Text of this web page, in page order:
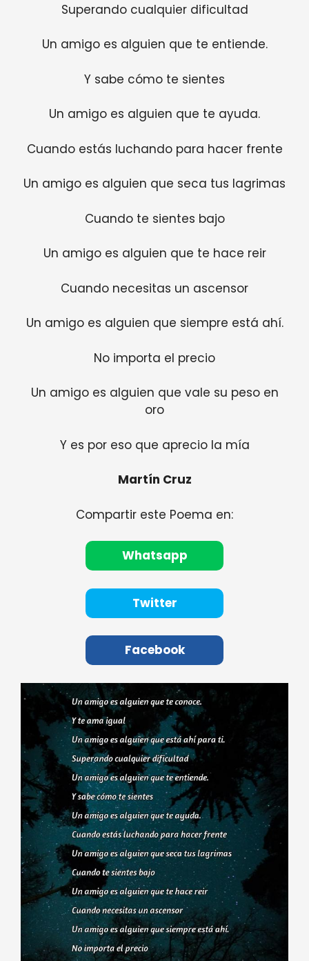
Superando cualquier dificultad
Un amigo es alguien que te entiende.
Y sabe cómo te sientes
Un amigo es alguien que te ayuda.
Cuando estás luchando para hacer frente
Un amigo es alguien que seca tus lagrimas
Cuando te sientes bajo
Un amigo es alguien que te hace reir
Cuando necesitas un ascensor
Un amigo es alguien que siempre está ahí.
No importa el precio
Un amigo es alguien que vale su peso en
oro
Y es por eso que aprecio la mía
Martín Cruz
Compartir este Poema en:
Whatsapp
Twitter
Facebook